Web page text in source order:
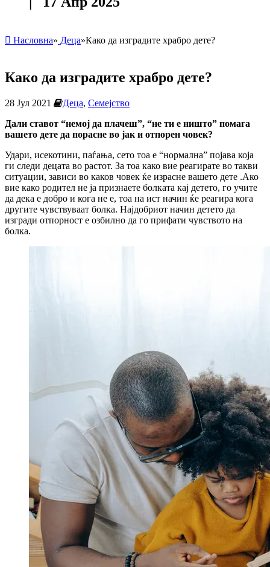
Насловна» Деца»Како да изградите храбро дете?
Како да изградите храбро дете?
28 Јул 2021 Деца, Семејство
Дали ставот “немој да плачеш”, “не ти е ништо” помага
вашето дете да порасне во јак и отпорен човек?
Удари, исекотини, паѓања, сето тоа е “нормална” појава која
ги следи децата во растот. За тоа како вие реагирате во такви
ситуации, зависи во каков човек ќе израсне вашето дете .Ако
вие како родител не ја признаете болката кај детето, го учите
да дека е добро и кога не е, тоа на ист начин ќе реагира кога
другите чувствуваат болка. Најдобриот начин детето да
изгради отпорност е озбилно да го прифати чувството на
болка.